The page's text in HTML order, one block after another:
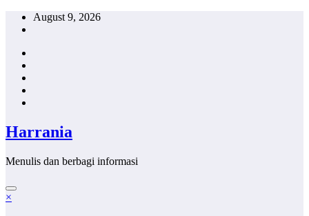
Skip
August 9, 2026
Harrania
Menulis dan berbagi informasi
×